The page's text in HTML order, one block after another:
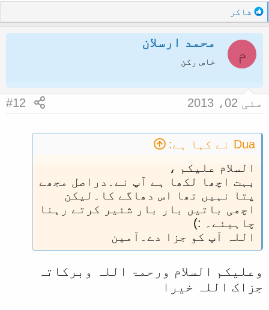
اR
e
a
o
n
شاکر
م
محمد ارسلان
خاص رکن
مئی 02، 2013 #12
Dua نے کہا ہے:
السلام علیکم ،
بہت اچھا لکھا ہے آپ نے۔دراصل مجھے
پتا نہیں تھا اس دھاگے کا۔لیکن
اچھی باتیں بار بار شئیر کرتے رہنا
چاہیئے۔ :)
اللہ آپ کو جزا دے۔آمین
وعلیکم السلام ورحمۃ اللہ وبرکاتہ
جزاک اللہ خیرا